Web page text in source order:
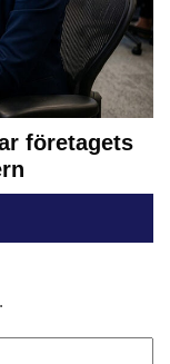
företagets